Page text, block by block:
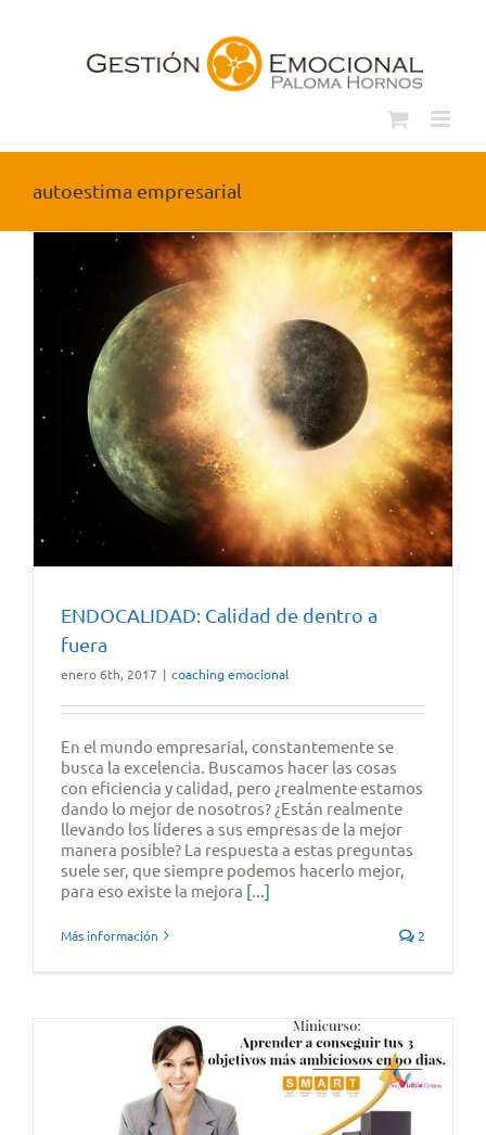
autoestima empresarial
ENDOCALIDAD: Calidad de dentro a
fuera
enero 6th, 2017 | coaching emocional
En el mundo empresarial, constantemente se
busca la excelencia. Buscamos hacer las cosas
con eficiencia y calidad, pero ¿realmente estamos
dando lo mejor de nosotros? ¿Están realmente
llevando los líderes a sus empresas de la mejor
manera posible? La respuesta a estas preguntas
suele ser, que siempre podemos hacerlo mejor,
para eso existe la mejora [...]
Más información 2